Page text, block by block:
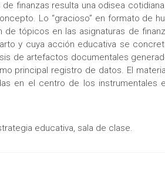
finanzas resulta una odisea
Lo “gracioso” en formato de
de tópicos en las asignaturas de
y cuya acción educativa se
de artefactos documentales
principal registro de datos. El
en el centro de los
educativa, sala de clase.